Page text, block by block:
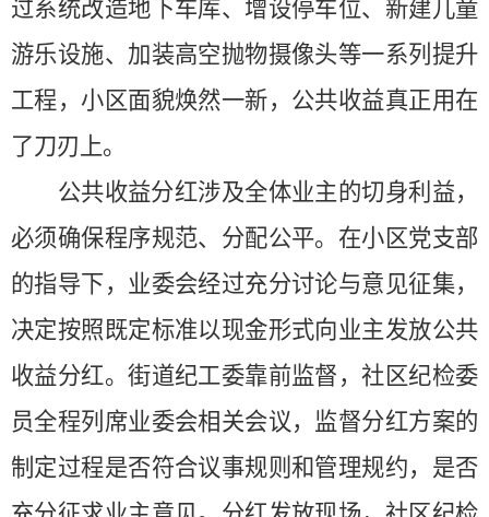
过系统改造地下车库、增设停车位、新建儿童
游乐设施、加装高空抛物摄像头等一系列提升
工程，小区面貌焕然一新，公共收益真正用在
了刀刃上。
公共收益分红涉及全体业主的切身利益，
必须确保程序规范、分配公平。在小区党支部
的指导下，业委会经过充分讨论与意见征集，
决定按照既定标准以现金形式向业主发放公共
收益分红。街道纪工委靠前监督，社区纪检委
员全程列席业委会相关会议，监督分红方案的
制定过程是否符合议事规则和管理规约，是否